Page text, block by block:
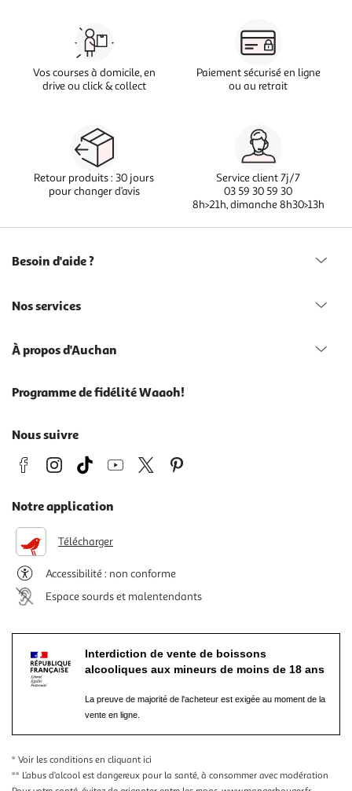
Vos courses à domicile, en
drive ou click & collect
Paiement sécurisé en ligne
ou au retrait
Retour produits : 30 jours
pour changer d’avis
Service client 7j/7
03 59 30 59 30
8h>21h, dimanche 8h30>13h
Besoin d'aide ?
Nos services
À propos d'Auchan
Programme de fidélité Waaoh!
Nous suivre
Notre application
Télécharger
Accessibilité : non conforme
Espace sourds et malentendants
Interdiction de vente de boissons
alcooliques aux mineurs de moins de 18 ans
La preuve de majorité de l'acheteur est exigée au moment de la
vente en ligne.
* Voir les conditions en cliquant ici
** L’abus d’alcool est dangereux pour la santé, à consommer avec modération